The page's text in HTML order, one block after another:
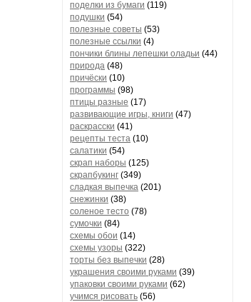
поделки из бумаги (119)
подушки (54)
полезные советы (53)
полезные ссылки (4)
пончики блины лепешки оладьи (44)
природа (48)
причёски (10)
программы (98)
птицы разные (17)
развивающие игры, книги (47)
раскрасски (41)
рецепты теста (10)
салатики (54)
скрап наборы (125)
скрапбукинг (349)
сладкая выпечка (201)
снежинки (38)
соленое тесто (78)
сумочки (84)
схемы обои (14)
схемы узоры (322)
торты без выпечки (28)
украшения своими руками (39)
упаковки своими руками (62)
учимся рисовать (56)